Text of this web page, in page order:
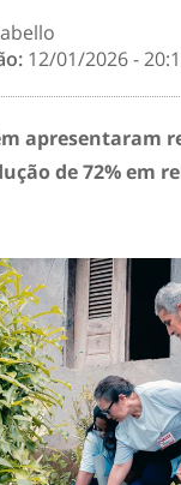
12/01/2026 -
apresentaram
de 72% em